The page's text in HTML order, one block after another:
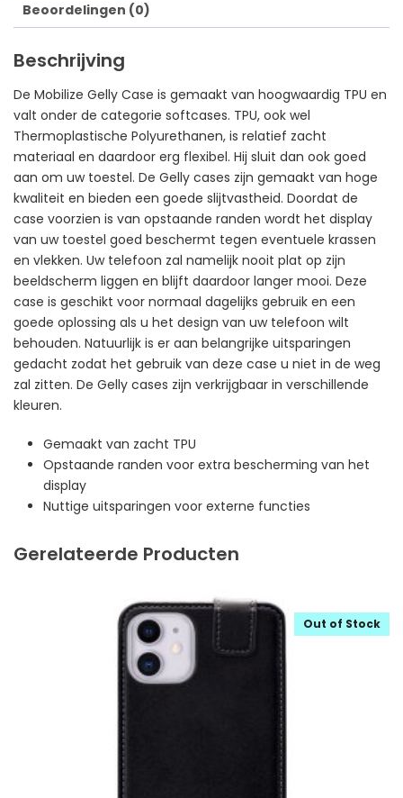
Beoordelingen (0)
Beschrijving
De Mobilize Gelly Case is gemaakt van hoogwaardig TPU en
valt onder de categorie softcases. TPU, ook wel
Thermoplastische Polyurethanen, is relatief zacht
materiaal en daardoor erg flexibel. Hij sluit dan ook goed
aan om uw toestel. De Gelly cases zijn gemaakt van hoge
kwaliteit en bieden een goede slijtvastheid. Doordat de
case voorzien is van opstaande randen wordt het display
van uw toestel goed beschermt tegen eventuele krassen
en vlekken. Uw telefoon zal namelijk nooit plat op zijn
beeldscherm liggen en blijft daardoor langer mooi. Deze
case is geschikt voor normaal dagelijks gebruik en een
goede oplossing als u het design van uw telefoon wilt
behouden. Natuurlijk is er aan belangrijke uitsparingen
gedacht zodat het gebruik van deze case u niet in de weg
zal zitten. De Gelly cases zijn verkrijgbaar in verschillende
kleuren.
Gemaakt van zacht TPU
Opstaande randen voor extra bescherming van het
display
Nuttige uitsparingen voor externe functies
Gerelateerde Producten
Out of Stock